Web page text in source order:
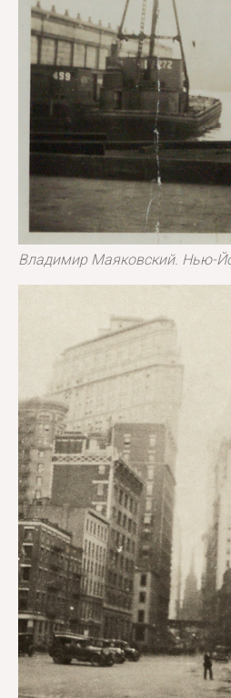
Владимир Маяковский. Нью-